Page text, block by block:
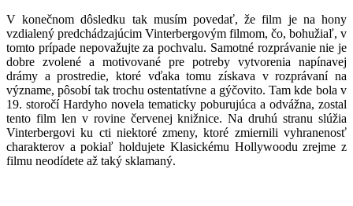
V konečnom dôsledku tak musím povedať, že film je na hony
vzdialený predchádzajúcim Vinterbergovým filmom, čo, bohužiaľ, v
tomto prípade nepovažujte za pochvalu. Samotné rozprávanie nie je
dobre zvolené a motivované pre potreby vytvorenia napínavej
drámy a prostredie, ktoré vďaka tomu získava v rozprávaní na
význame, pôsobí tak trochu ostentatívne a gýčovito. Tam kde bola v
19. storočí Hardyho novela tematicky poburujúca a odvážna, zostal
tento film len v rovine červenej knižnice. Na druhú stranu slúžia
Vinterbergovi ku cti niektoré zmeny, ktoré zmiernili vyhranenosť
charakterov a pokiaľ holdujete Klasickému Hollywoodu zrejme z
filmu neodídete až taký sklamaný.